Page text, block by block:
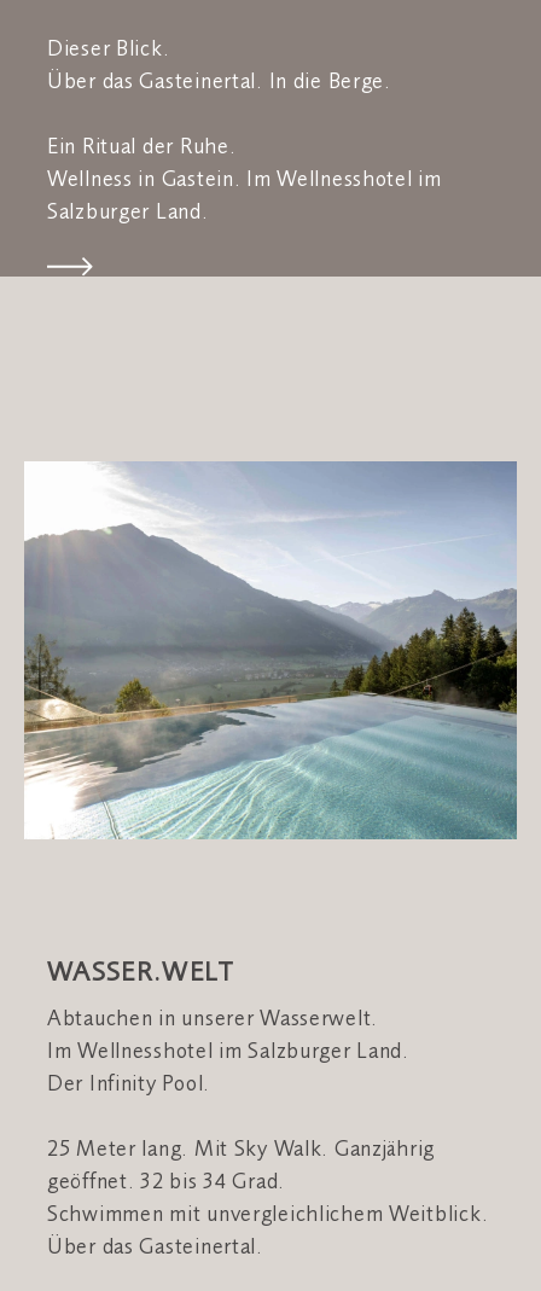
Dieser Blick.
Über das Gasteinertal. In die Berge.
Ein Ritual der Ruhe.
Wellness in Gastein. Im Wellnesshotel im
Salzburger Land.
WASSER.WELT
Abtauchen in unserer Wasserwelt.
Im Wellnesshotel im Salzburger Land.
Der Infinity Pool.
25 Meter lang. Mit Sky Walk. Ganzjährig
geöffnet. 32 bis 34 Grad.
Schwimmen mit unvergleichlichem Weitblick.
Über das Gasteinertal.